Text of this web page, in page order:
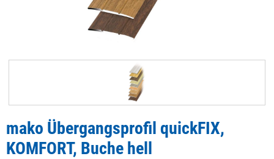
mako Übergangsprofil quickFIX,
KOMFORT, Buche hell